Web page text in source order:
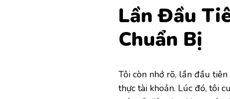
Lần Đầu
Chuẩn Bị
Tôi còn nhớ rõ, lần đầu tiên
thực tài khoản. Lúc đó, tôi